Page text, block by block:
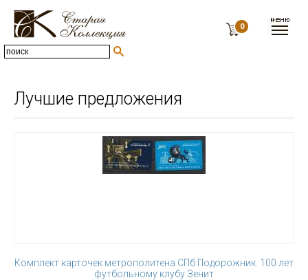
0
Лучшие предложения
Комплект карточек метрополитена СПб Подорожник. 100 лет
футбольному клубу Зенит